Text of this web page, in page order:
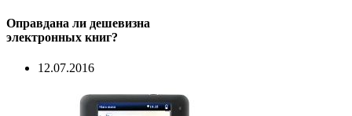
Оправдана ли дешевизна
электронных книг?
12.07.2016